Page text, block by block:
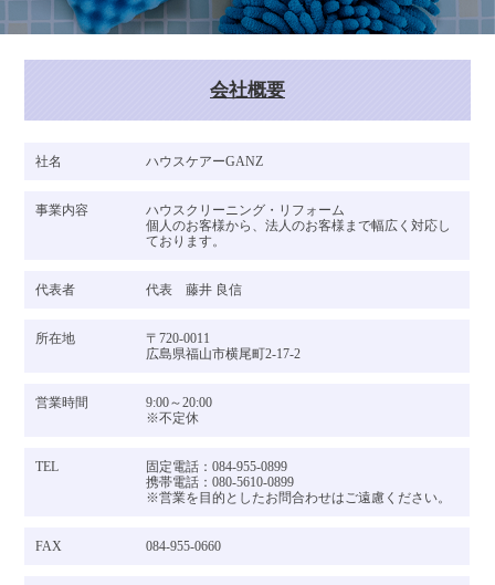
会社概要
社名 ハウスケアーGANZ
事業内容
ハウスクリーニング・リフォーム
個人のお客様から、法人のお客様まで幅広く対応し
ております。
代表者 代表 藤井 良信
所在地
〒720-0011
広島県福山市横尾町2-17-2
営業時間
9:00～20:00
※不定休
TEL
固定電話：084-955-0899
携帯電話：080-5610-0899
※営業を目的としたお問合わせはご遠慮ください。
FAX 084-955-0660